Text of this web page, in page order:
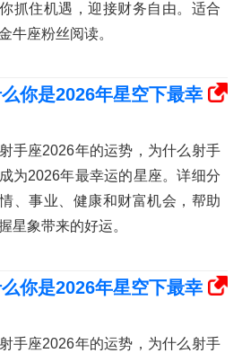
抓住机遇，迎接财务自由。适合
牛座粉丝阅读。
你是2026年星空下最幸
手座2026年的运势，为什么射手
为2026年最幸运的星座。详细分
、事业、健康和财富机会，帮助
星象带来的好运。
你是2026年星空下最幸
手座2026年的运势，为什么射手